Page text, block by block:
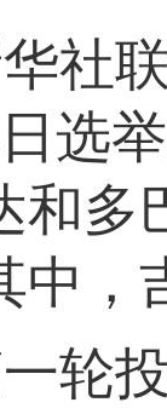
社
选
和多
中，
轮